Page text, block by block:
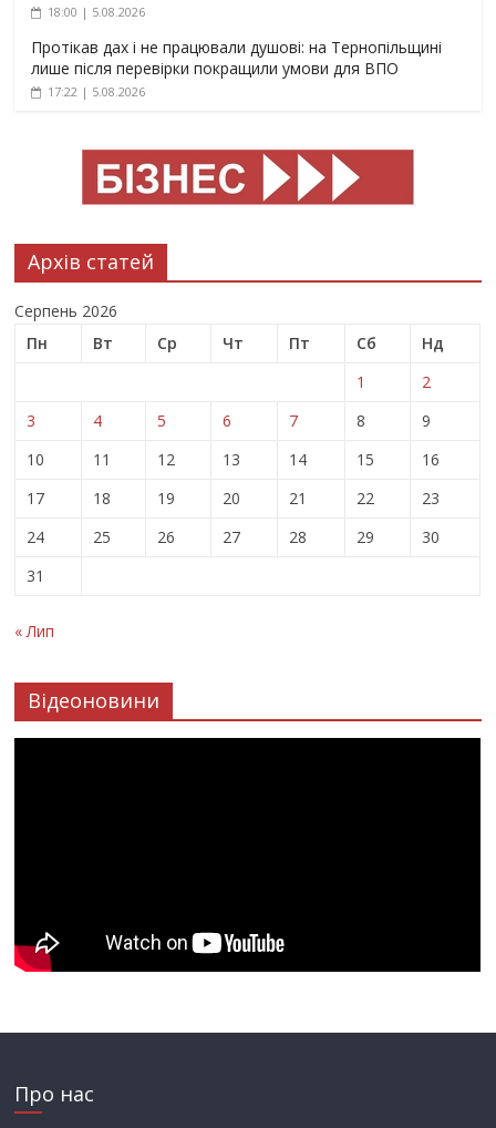
18:00 | 5.08.2026
Протікав дах і не працювали душові: на Тернопільщині
лише після перевірки покращили умови для ВПО
17:22 | 5.08.2026
Архів статей
Серпень 2026
Пн
Вт Ср Чт Пт Сб
Нд
1
2
3
4 5 6 7 8
9
10
11 12 13 14 15
16
17
18 19 20 21 22
23
24
25 26 27 28 29
30
31
« Лип
Відеоновини
Про нас